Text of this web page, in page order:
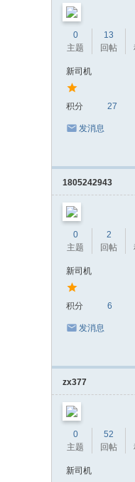
0
主题
13
回帖
新司机
积分 27
发消息
1805242943
0
主题
2
回帖
新司机
积分 6
发消息
zx377
0
主题
52
回帖
新司机